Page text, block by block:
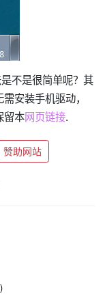
不是很简单呢？其
安装手机驱动，
留本网页链接.
赞助网站